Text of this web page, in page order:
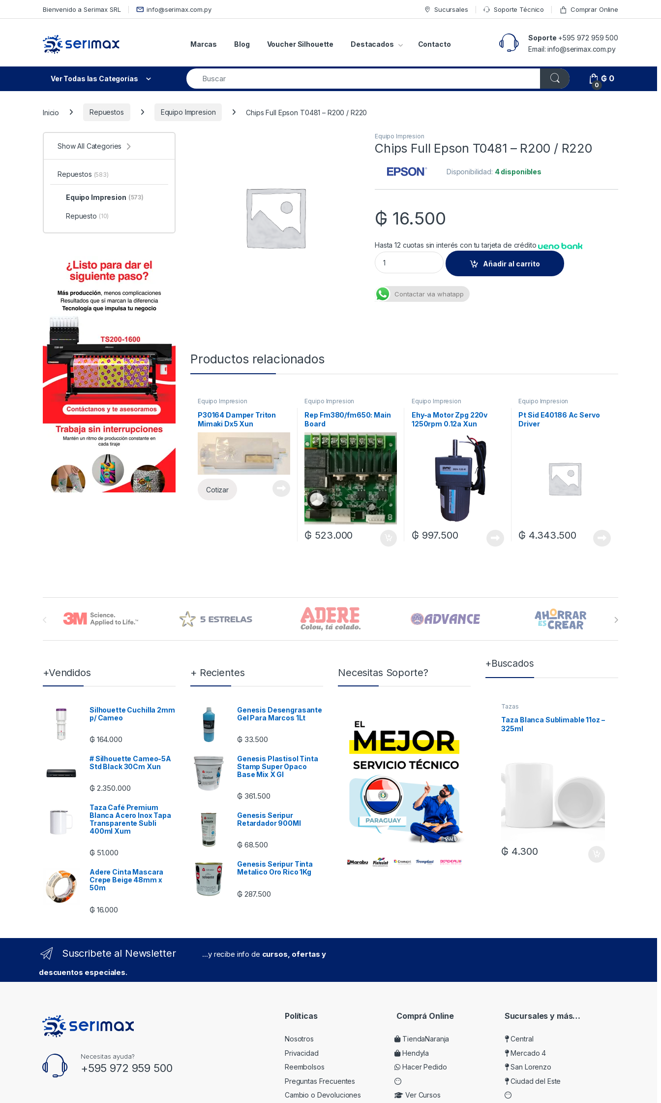
Bienvenido a Serimax SRL info@serimax.com.py Sucursales Soporte Técnico Comprar Online
Marcas Blog Voucher Silhouette Destacados Contacto
Soporte +595 972 959 500
Email: info@serimax.com.py
Ver Todas las Categorías
0
₲ 0
Inicio Repuestos Equipo Impresion Chips Full Epson T0481 – R200 / R220
Equipo Impresion
Chips Full Epson T0481 – R200 / R220
Disponibilidad: 4 disponibles
₲ 16.500
Hasta 12 cuotas sin interés con tu tarjeta de crédito
Chips Full Epson T0481 - R200 / R220 quantity
Añadir al carrito
Contactar via whatapp
Productos relacionados
Equipo Impresion
P30164 Damper Triton
Mimaki Dx5 Xun
Cotizar
Equipo Impresion
Rep Fm380/fm650: Main
Board
₲ 523.000
Equipo Impresion
Ehy-a Motor Zpg 220v
1250rpm 0.12a Xun
₲ 997.500
Equipo Impresion
Pt Sid E40186 Ac Servo
Driver
₲ 4.343.500
Show All Categories
Repuestos (583)
Equipo Impresion (573)
Repuesto (10)
+Vendidos
Silhouette Cuchilla 2mm
p/ Cameo
₲ 164.000
# Silhouette Cameo-5A
Std Black 30Cm Xun
₲ 2.350.000
Taza Café Premium
Blanca Acero Inox Tapa
Transparente Subli
400ml Xum
₲ 51.000
Adere Cinta Mascara
Crepe Beige 48mm x
50m
₲ 16.000
+ Recientes
Genesis Desengrasante
Gel Para Marcos 1Lt
₲ 33.500
Genesis Plastisol Tinta
Stamp Super Opaco
Base Mix X Gl
₲ 361.500
Genesis Seripur
Retardador 900Ml
₲ 68.500
Genesis Seripur Tinta
Metalico Oro Rico 1Kg
₲ 287.500
Necesitas Soporte?
+Buscados
Tazas
Taza Blanca Sublimable 11oz –
325ml
₲ 4.300
Suscribete al Newsletter ...y recibe info de cursos, ofertas y
descuentos especiales.
Necesitas ayuda?
+595 972 959 500
Políticas
Nosotros
Privacidad
Reembolsos
Preguntas Frecuentes
Cambio o Devoluciones
Comprá Online
TiendaNaranja
Hendyla
Hacer Pedido
Ver Cursos
Sucursales y más…
Central
Mercado 4
San Lorenzo
Ciudad del Este